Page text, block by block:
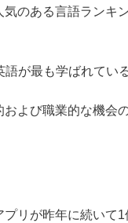
気のある言語ランキ
語が最も学ばれてい
および職業的な機会
プリが昨年に続いて